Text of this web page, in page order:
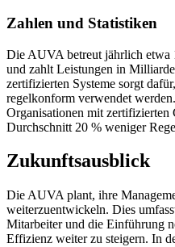
Zahlen und Statistiken
Die AUVA betreut jährlich etwa
und zahlt Leistungen in
zertifizierten Systeme sorgt
regelkonform verwendet
Organisationen mit zertifizierten
Durchschnitt 20 % weniger
Zukunftsausblick
Die AUVA plant, ihre
weiterzuentwickeln. Dies
Mitarbeiter und die Einführung
Effizienz weiter zu steigern. In